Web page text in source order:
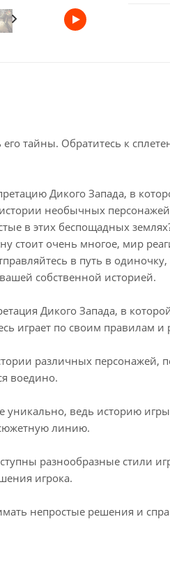
тайны. Обратитесь к
Дикого Запада, в
необычных
в этих беспощадных
стоит очень многое, мир
в путь в
собственной историей.
Дикого Запада, в
играет по своим правилам и
различных персонажей,
воедино.
ведь историю
линию.
разнообразные стили
игрока.
непростые решения и